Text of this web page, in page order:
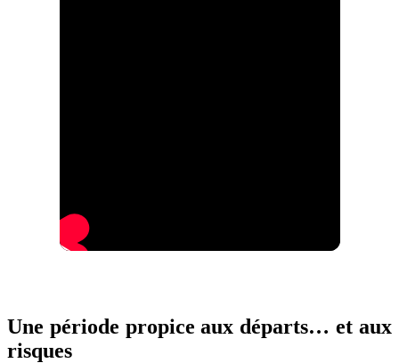
Une période propice aux départs… et aux
risques